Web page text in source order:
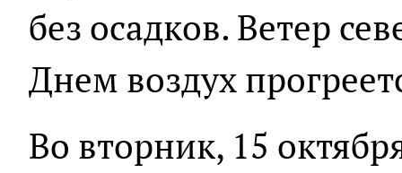
без осадков. Ветер
Днем воздух
Во вторник, 15